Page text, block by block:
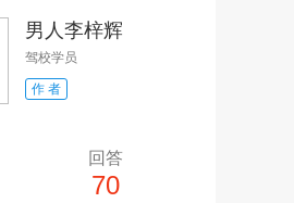
男人李梓辉
驾校学员
作 者
回答
70